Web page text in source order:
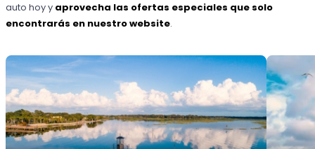
auto hoy y aprovecha las ofertas especiales que solo
encontrarás en nuestro website.